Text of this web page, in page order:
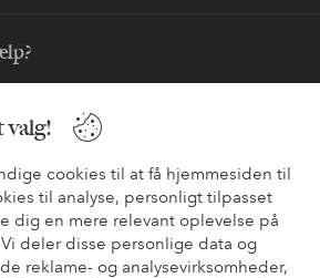
valg!
cookies til at få hjemmesiden til
til analyse, personligt tilpasset
dig en mere relevant oplevelse på
deler disse personlige data og
reklame- og analysevirksomheder,
om, hvordan du kontakter os.
Bestilling Betalingsmåde